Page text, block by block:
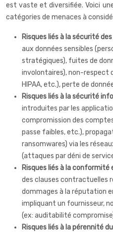
est vaste et diversifiée. Voici
catégories de menaces à
Risques liés à la sécurité
aux données sensibles
stratégiques), fuites de
involontaires), non-respect
HIPAA, etc.), perte de
Risques liés à la sécurité
introduites par les
compromission des
passe faibles, etc.),
ransomwares) via les
(attaques par déni de
Risques liés à la
des clauses contractuelles
dommages à la réputation
impliquant un fournisseur,
(ex: auditabilité
Risques liés à la pérennité